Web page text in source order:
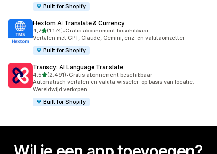
Built for Shopify
Hextom AI Translate & Currency
4,7van 5 sterren
(1.174)
1174 recensies in totaal
•Gratis abonnement beschikbaar
Vertalen met GPT, Claude, Gemini, enz. en valutaomzetter
Built for Shopify
Transcy: AI Language Translate
4,5van 5 sterren
(2.491)
2491 recensies in totaal
•Gratis abonnement beschikbaar
Automatisch vertalen en valuta wisselen op basis van locatie.
Wereldwijd verkopen.
Built for Shopify